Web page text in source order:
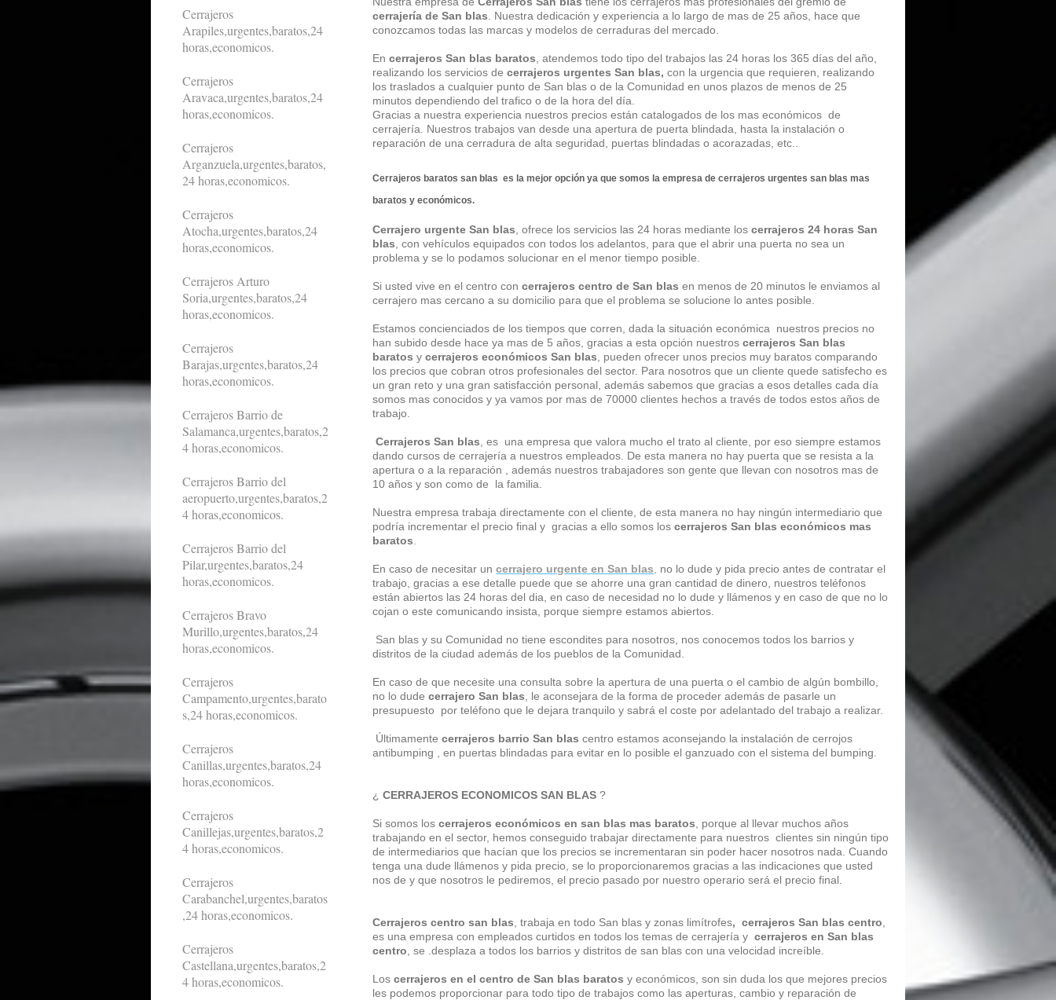
cerrajería de San blas . Nuestra dedicación y experiencia a lo largo de mas de 25 años, hace que
conozcamos todas las marcas y modelos de cerraduras del mercado.
Encerrajeros San blas baratos , atendemos todo tipo del trabajos las 24 horas los 365 días del año,
realizando los servicios decerrajeros urgentes San blas, con la urgencia que requieren, realizando
los traslados a cualquier punto de San blas o de la Comunidad en unos plazos de menos de 25
minutos dependiendo del trafico o de la hora del día.
Gracias a nuestra experiencia nuestros precios están catalogados de los mas económicos de
cerrajería. Nuestros trabajos van desde una apertura de puerta blindada, hasta la instalación o
reparación de una cerradura de alta seguridad, puertas blindadas o acorazadas, etc..
Cerrajeros baratos san blas es la mejor opción ya que somos la empresa decerrajeros urgentes san blas mas
baratos y económicos.
Cerrajero urgente San blas , ofrece los servicios las 24 horas mediante loscerrajeros 24 horas San
blas , con vehículos equipados con todos los adelantos, para que el abrir una puerta no sea un
problema y se lo podamos solucionar en el menor tiempo posible.
Si usted vive en el centro concerrajeros centro de San blas en menos de 20 minutos le enviamos al
cerrajero mas cercano a su domicilio para que el problema se solucione lo antes posible.
Estamos concienciados de los tiempos que corren, dada la situación económica nuestros precios no
han subido desde hace ya mas de 5 años, gracias a esta opción nuestroscerrajeros San blas
baratos ycerrajeros económicos San blas , pueden ofrecer unos precios muy baratos comparando
los precios que cobran otros profesionales del sector. Para nosotros que un cliente quede satisfecho es
un gran reto y una gran satisfacción personal, además sabemos que gracias a esos detalles cada día
somos mas conocidos y ya vamos por mas de 70000 clientes hechos a través de todos estos años de
trabajo.
Cerrajeros San blas , es una empresa que valora mucho el trato al cliente, por eso siempre estamos
dando cursos de cerrajería a nuestros empleados. De esta manera no hay puerta que se resista a la
apertura o a la reparación , además nuestros trabajadores son gente que llevan con nosotros mas de
10 años y son como de la familia.
Nuestra empresa trabaja directamente con el cliente, de esta manera no hay ningún intermediario que
podría incrementar el precio final y gracias a ello somos loscerrajeros San blas económicos mas
baratos
En caso de necesitar uncerrajero urgente en San blas
no lo dude y pida precio antes de contratar el
trabajo, gracias a ese detalle puede que se ahorre una gran cantidad de dinero, nuestros teléfonos
están abiertos las 24 horas del dia, en caso de necesidad no lo dude y llámenos y en caso de que no lo
cojan o este comunicando insista, porque siempre estamos abiertos.
San blas y su Comunidad no tiene escondites para nosotros, nos conocemos todos los barrios y
distritos de la ciudad además de los pueblos de la Comunidad.
En caso de que necesite una consulta sobre la apertura de una puerta o el cambio de algún bombillo,
no lo dudecerrajero San blas , le aconsejara de la forma de proceder además de pasarle un
presupuesto por teléfono que le dejara tranquilo y sabrá el coste por adelantado del trabajo a realizar.
Últimamentecerrajeros barrio San blas centro estamos aconsejando la instalación de cerrojos
antibumping , en puertas blindadas para evitar en lo posible el ganzuado con el sistema del bumping.
¿CERRAJEROS ECONOMICOS SAN BLAS ?
Si somos loscerrajeros económicos en san blas mas baratos , porque al llevar muchos años
trabajando en el sector, hemos conseguido trabajar directamente para nuestros clientes sin ningún tipo
de intermediarios que hacían que los precios se incrementaran sin poder hacer nosotros nada. Cuando
tenga una dude llámenos y pida precio, se lo proporcionaremos gracias a las indicaciones que usted
nos de y que nosotros le pediremos, el precio pasado por nuestro operario será el precio final.
Cerrajeros centro san blas , trabaja en todo San blas y zonas limítrofes, cerrajeros San blas centro
es una empresa con empleados curtidos en todos los temas de cerrajería ycerrajeros en San blas
centro , se .desplaza a todos los barrios y distritos de san blas con una velocidad increíble.
Loscerrajeros en el centro de San blas baratos y económicos, son sin duda los que mejores precios
les podemos proporcionar para todo tipo de trabajos como las aperturas, cambio y reparación de
Cerrajeros
Arapiles,urgentes,baratos,24
horas,economicos.
Cerrajeros
Aravaca,urgentes,baratos,24
horas,economicos.
Cerrajeros
Arganzuela,urgentes,baratos,
24 horas,economicos.
Cerrajeros
Atocha,urgentes,baratos,24
horas,economicos.
Cerrajeros Arturo
Soria,urgentes,baratos,24
horas,economicos.
Cerrajeros
Barajas,urgentes,baratos,24
horas,economicos.
Cerrajeros Barrio de
Salamanca,urgentes,baratos,2
4 horas,economicos.
Cerrajeros Barrio del
aeropuerto,urgentes,baratos,2
4 horas,economicos.
Cerrajeros Barrio del
Pilar,urgentes,baratos,24
horas,economicos.
Cerrajeros Bravo
Murillo,urgentes,baratos,24
horas,economicos.
Cerrajeros
Campamento,urgentes,barato
s,24 horas,economicos.
Cerrajeros
Canillas,urgentes,baratos,24
horas,economicos.
Cerrajeros
Canillejas,urgentes,baratos,2
4 horas,economicos.
Cerrajeros
Carabanchel,urgentes,baratos
,24 horas,economicos.
Cerrajeros
Castellana,urgentes,baratos,2
4 horas,economicos.